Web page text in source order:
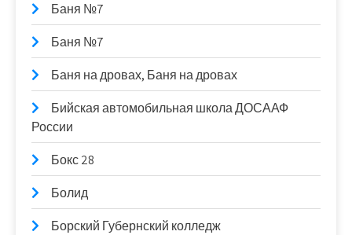
Баня №7
Баня №7
Баня на дровах, Баня на дровах
Бийская автомобильная школа ДОСААФ
России
Бокс 28
Болид
Борский Губернский колледж